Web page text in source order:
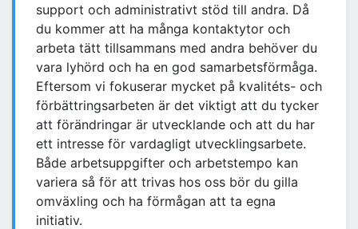
support och administrativt stöd till andra. Då
du kommer att ha många kontaktytor och
arbeta tätt tillsammans med andra behöver du
vara lyhörd och ha en god samarbetsförmåga.
Eftersom vi fokuserar mycket på kvalitéts- och
förbättringsarbeten är det viktigt att du tycker
att förändringar är utvecklande och att du har
ett intresse för vardagligt utvecklingsarbete.
Både arbetsuppgifter och arbetstempo kan
variera så för att trivas hos oss bör du gilla
omväxling och ha förmågan att ta egna
initiativ.